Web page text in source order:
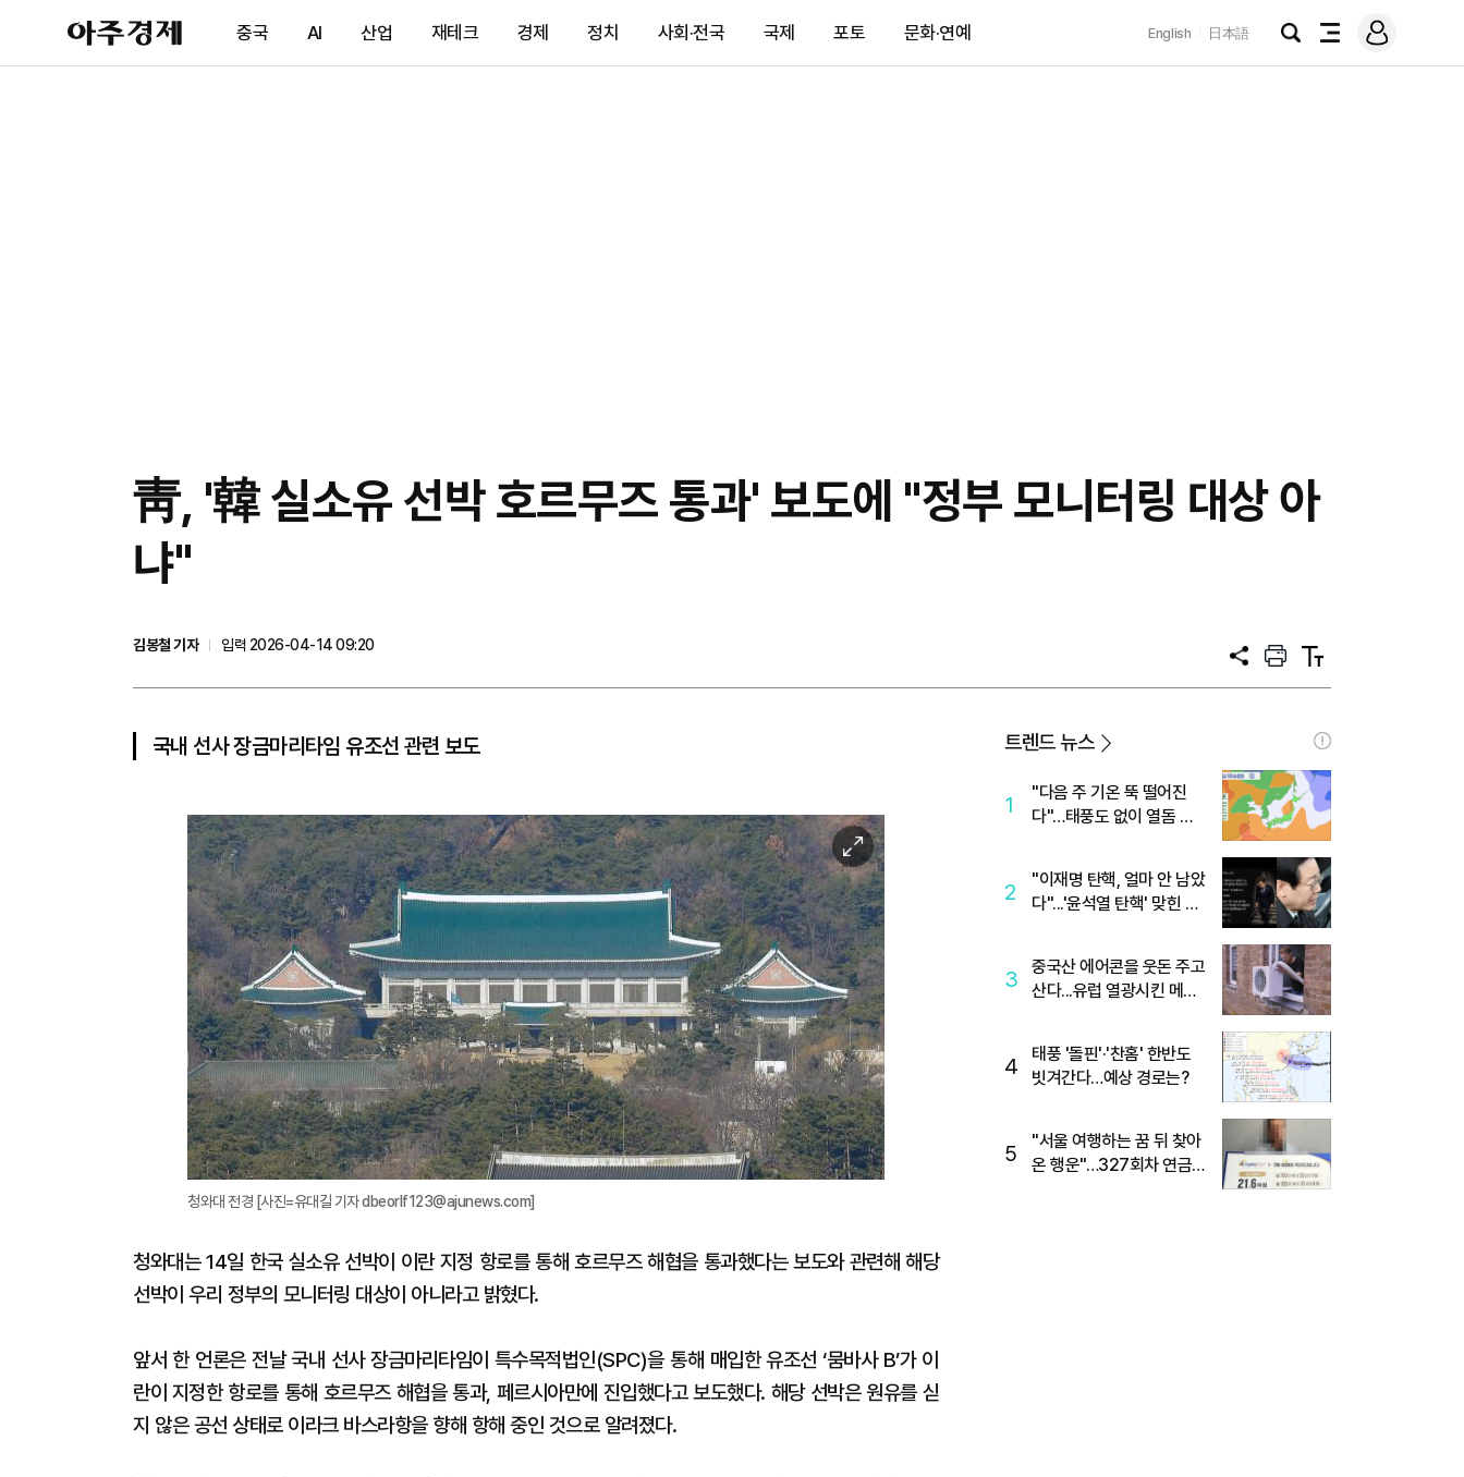
아
주
제
중국 AI 산업 재테크 경제 정치 사회·전국 국제 포토 문화·연예 English 日本語
검
전
메
그
靑, '韓 실소유 선박 호르무즈 통과' 보도에 "정부 모니터링 대상 아
냐"
김봉철 기자
입력 2026-04-14 09:20
공
프
트
텍
트
국내 선사 장금마리타임 유조선 관련 보도
이
미
지
확
대
청와대 전경 [사진=유대길 기자 dbeorlf123@ajunews.com]
청와대는 14일 한국 실소유 선박이 이란 지정 항로를 통해 호르무즈 해협을 통과했다는 보도와 관련해 해당
선박이 우리 정부의 모니터링 대상이 아니라고 밝혔다.
앞서 한 언론은 전날 국내 선사 장금마리타임이 특수목적법인(SPC)을 통해 매입한 유조선 ‘뭄바사 B’가 이
란이 지정한 항로를 통해 호르무즈 해협을 통과, 페르시아만에 진입했다고 보도했다. 해당 선박은 원유를 싣
지 않은 공선 상태로 이라크 바스라항을 향해 항해 중인 것으로 알려졌다.
트렌드 뉴스
1
"다음 주 기온 뚝 떨어진
다"…태풍도 없이 열돔 박
2
"이재명 탄핵, 얼마 안 남았
다"...'윤석열 탄핵' 맞힌 무
3
중국산 에어콘을 웃돈 주고
산다...유럽 열광시킨 메이
4
태풍 '돌핀'·'찬홈' 한반도
빗겨간다…예상 경로는?
5
"서울 여행하는 꿈 뒤 찾아
온 행운"…327회차 연금